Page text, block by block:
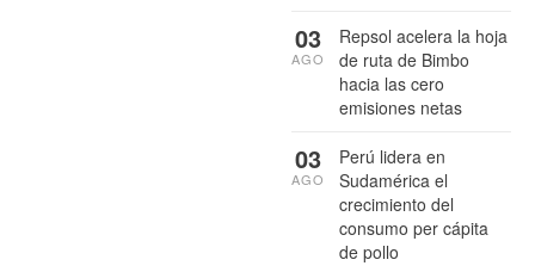
Repsol acelera la hoja
de ruta de Bimbo
hacia las cero
emisiones netas
03
AGO
Perú lidera en
Sudamérica el
crecimiento del
consumo per cápita
de pollo
03
AGO